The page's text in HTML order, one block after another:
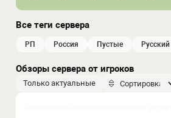
Все теги сервера
РП россия пустые русский
Обзоры сервера от игроков
Только актуальные